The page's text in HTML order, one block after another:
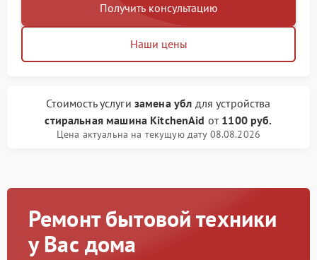
Получить консультацию
Наши цены
Стоимость услуги замена убл для устройства
стиральная машина KitchenAid от 1100 руб.
Цена актуальна на текущую дату 08.08.2026
Ремонт бытовой техники
у Вас дома